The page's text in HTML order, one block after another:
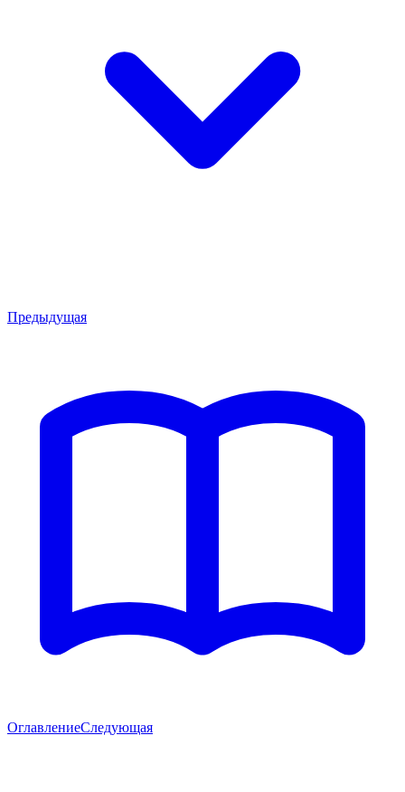
Предыдущая
ОглавлениеСледующая